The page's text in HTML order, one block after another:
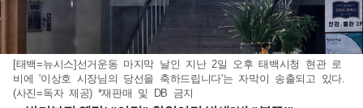
[태백=뉴시스]선거운동 마지막 날인 지난 2일 오후 태백시청 현관 로
비에 '이상호 시장님의 당선을 축하드립니다'는 자막이 송출되고 있다.
(사진=독자 제공) *재판매 및 DB 금지